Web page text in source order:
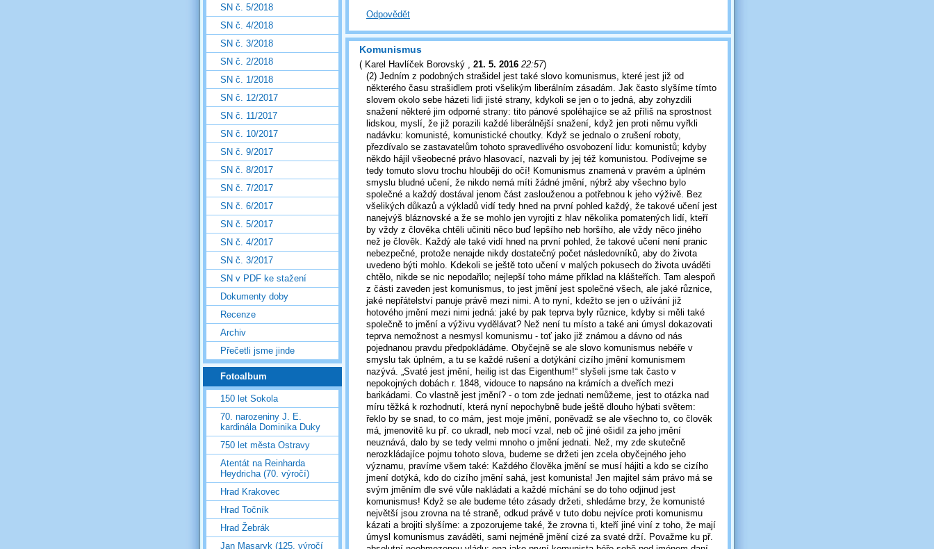
Odpovědět
Komunismus
( Karel Havlíček Borovský , 21. 5. 2016 22:57)
(2) Jedním z podobných strašidel jest také slovo komunismus, které jest již od
některého času strašidlem proti všelikým liberálním zásadám. Jak často slyšíme tímto
slovem okolo sebe házeti lidi jisté strany, kdykoli se jen o to jedná, aby zohyzdili
snažení některé jim odporné strany: tito pánové spoléhajíce se až příliš na sprostnost
lidskou, myslí, že již porazili každé liberálnější snažení, když jen proti němu vyřkli
nadávku: komunisté, komunistické choutky. Když se jednalo o zrušení roboty,
přezdívalo se zastavatelům tohoto spravedlivého osvobození lidu: komunistů; kdyby
někdo hájil všeobecné právo hlasovací, nazvali by jej též komunistou. Podívejme se
tedy tomuto slovu trochu hlouběji do očí! Komunismus znamená v pravém a úplném
smyslu bludné učení, že nikdo nemá míti žádné jmění, nýbrž aby všechno bylo
společné a každý dostával jenom část zaslouženou a potřebnou k jeho výživě. Bez
všelikých důkazů a výkladů vidí tedy hned na první pohled každý, že takové učení jest
nanejvýš bláznovské a že se mohlo jen vyrojiti z hlav několika pomatených lidí, kteří
by vždy z člověka chtěli učiniti něco buď lepšího neb horšího, ale vždy něco jiného
než je člověk. Každý ale také vidí hned na první pohled, že takové učení není pranic
nebezpečné, protože nenajde nikdy dostatečný počet následovníků, aby do života
uvedeno býti mohlo. Kdekoli se ještě toto učení v malých pokusech do života uváděti
chtělo, nikde se nic nepodařilo; nejlepší toho máme příklad na klášteřích. Tam alespoň
z části zaveden jest komunismus, to jest jmění jest společné všech, ale jaké různice,
jaké nepřátelství panuje právě mezi nimi. A to nyní, kdežto se jen o užívání již
hotového jmění mezi nimi jedná: jaké by pak teprva byly různice, kdyby si měli také
společně to jmění a výživu vydělávat? Než není tu místo a také ani úmysl dokazovati
teprva nemožnost a nesmysl komunismu - toť jako již známou a dávno od nás
pojednanou pravdu předpokládáme. Obyčejně se ale slovo komunismus nebéře v
smyslu tak úplném, a tu se každé rušení a dotýkání cizího jmění komunismem
nazývá. „Svaté jest jmění, heilig ist das Eigenthum!“ slyšeli jsme tak často v
nepokojných dobách r. 1848, vidouce to napsáno na krámích a dveřích mezi
barikádami. Co vlastně jest jmění? - o tom zde jednati nemůžeme, jest to otázka nad
míru těžká k rozhodnutí, která nyní nepochybně bude ještě dlouho hýbati světem:
řeklo by se snad, to co mám, jest moje jmění, poněvadž se ale všechno to, co člověk
má, jmenovitě ku př. co ukradl, neb mocí vzal, neb oč jiné ošidil za jeho jmění
neuznává, dalo by se tedy velmi mnoho o jmění jednati. Než, my zde skutečně
nerozkládajíce pojmu tohoto slova, budeme se držeti jen zcela obyčejného jeho
významu, pravíme všem také: Každého člověka jmění se musí hájiti a kdo se cizího
jmení dotýká, kdo do cizího jmění sahá, jest komunista! Jen majitel sám právo má se
svým jměním dle své vůle nakládati a každé míchání se do toho odjinud jest
komunismus! Když se ale budeme této zásady držeti, shledáme brzy, že komunisté
největší jsou zrovna na té straně, odkud právě v tuto dobu nejvíce proti komunismu
kázati a brojiti slyšíme: a zpozorujeme také, že zrovna ti, kteří jiné viní z toho, že mají
úmysl komunismus zaváděti, sami nejméně jmění cizé za svaté drží. Považme ku př.
SN č. 5/2018
SN č. 4/2018
SN č. 3/2018
SN č. 2/2018
SN č. 1/2018
SN č. 12/2017
SN č. 11/2017
SN č. 10/2017
SN č. 9/2017
SN č. 8/2017
SN č. 7/2017
SN č. 6/2017
SN č. 5/2017
SN č. 4/2017
SN č. 3/2017
SN v PDF ke stažení
Dokumenty doby
Recenze
Archiv
Přečetli jsme jinde
Fotoalbum
150 let Sokola
70. narozeniny J. E.
kardinála Dominika Duky
750 let města Ostravy
Atentát na Reinharda
Heydricha (70. výročí)
Hrad Krakovec
Hrad Točník
Hrad Žebrák
Jan Masaryk (125. výročí